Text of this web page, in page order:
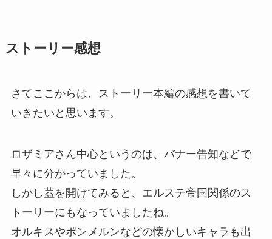
ストーリー感想
さてここからは、ストーリー本編の感想を書いて
いきたいと思います。
ロザミアさん中心というのは、バナー告知などで
早々に分かっていました。
しかし蓋を開けてみると、エルステ帝国関係のス
トーリーにもなっていましたね。
オルキスやポンメルンなどの懐かしいキャラも出